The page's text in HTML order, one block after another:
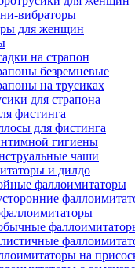
вибраторы
для женщин
на страпон
безремневые
на трусиках
для страпона
фистинга
для фистинга
гигиены
чаши
и дилдо
фаллоимитаторы
на